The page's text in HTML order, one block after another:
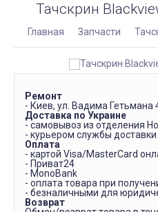
Тачскрин
Главная Запчасти
Ремонт
- Киев, ул. Вадима Гетьмана
Доставка по Украине
- самовывоз из отделения
- курьером службы
Оплата
- картой Visa/MasterCard
- Приват24
- MonoBank
- оплата товара при
- безналичными для
Возврат